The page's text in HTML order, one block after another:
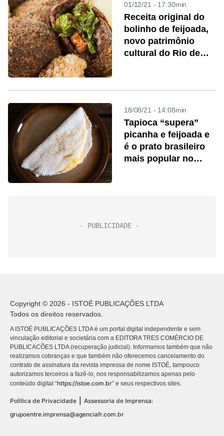
01/12/21 - 17:30min
Receita original do
bolinho de feijoada,
novo patrimônio
cultural do Rio de
18/08/21 - 14:08min
Tapioca “supera”
picanha e feijoada e
é o prato brasileiro
mais popular no
Copyright © 2026 - ISTOÉ PUBLICAÇÕES LTDA
Todos os direitos reservados.
A ISTOÉ PUBLICAÇÕES LTDA é um portal digital independente e sem
vinculação editorial e societária com a EDITORA TRES COMÉRCIO DE
PUBLICACÕES LTDA (recuperação judicial). Informamos também que não
realizamos cobranças e que também não oferecemos cancelamento do
contrato de assinatura da revista impressa de nome ISTOÉ, tampouco
autorizamos terceiros a fazê-lo, nos responsabilizamos apenas pelo
conteúdo digital “https://istoe.com.br” e seus respectivos sites.
Política de Privacidade
Assessoria de Imprensa:
grupoentre.imprensa@agenciafr.com.br